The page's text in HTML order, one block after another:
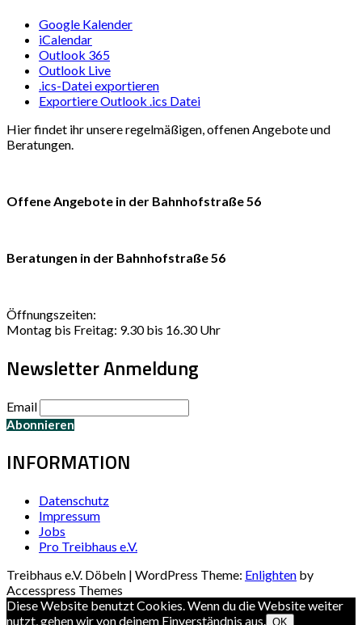
Google Kalender
iCalendar
Outlook 365
Outlook Live
.ics-Datei exportieren
Exportiere Outlook .ics Datei
Hier findet ihr unsere regelmäßigen, offenen Angebote und
Beratungen.
Offene Angebote in der Bahnhofstraße 56
Beratungen in der Bahnhofstraße 56
Öffnungszeiten:
Montag bis Freitag: 9.30 bis 16.30 Uhr
Newsletter Anmeldung
Email
INFORMATION
Datenschutz
Impressum
Jobs
Pro Treibhaus e.V.
Treibhaus e.V. Döbeln | WordPress Theme: Enlighten by
Accesspress Themes
Diese Website benutzt Cookies. Wenn du die Website weiter
nutzt, gehen wir von deinem Einverständnis aus. OK